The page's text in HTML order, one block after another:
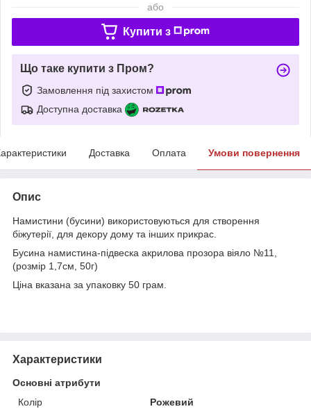
або
Купити з
Що таке купити з Пром?
Замовлення під захистом
Доступна доставка
Доставка Оплата Умови повернення
Опис
Намистини (бусини) використовуються для створення
біжутерії, для декору дому та інших прикрас.
Бусина намистина-підвеска акрилова прозора віяло №11,
(розмір 1,7см, 50г)
Ціна вказана за упаковку 50 грам.
Характеристики
Основні атрибути
Колір
Рожевий